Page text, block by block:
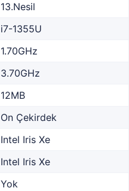
13.Nesil
i7-1355U
1.70GHz
3.70GHz
12MB
On Çekirdek
Intel Iris Xe
Intel Iris Xe
Yok